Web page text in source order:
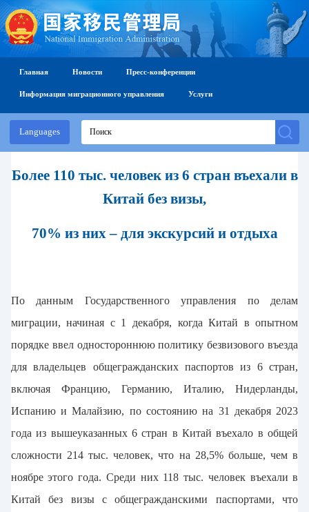
Languages
Главная Новости Пресс-конференции
Информация миграционного управления Услуги
Более 110 тыс. человек из 6 стран въехали в
Китай без визы,
70% из них – для экскурсий и отдыха
По данным Государственного управления по делам
миграции, начиная с 1 декабря, когда Китай в опытном
порядке ввел одностороннюю политику безвизового въезда
для владельцев общегражданских паспортов из 6 стран,
включая Францию, Германию, Италию, Нидерланды,
Испанию и Малайзию, по состоянию на 31 декабря 2023
года из вышеуказанных 6 стран в Китай въехало в общей
сложности 214 тыс. человек, что на 28,5% больше, чем в
ноябре этого года. Среди них 118 тыс. человек въехали в
Китай без визы с общегражданскими паспортами, что